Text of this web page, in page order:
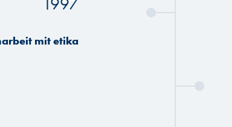
mit etika